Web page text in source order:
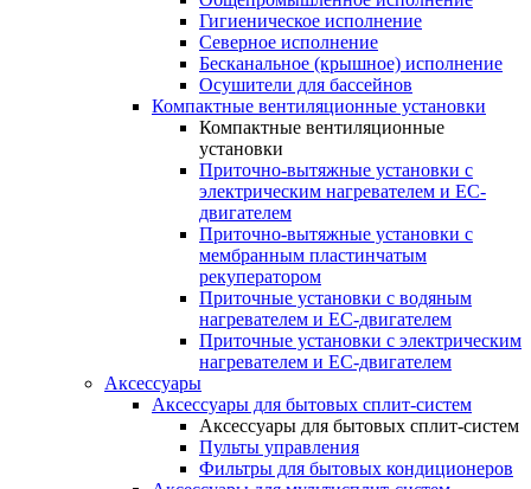
Гигиеническое исполнение
Северное исполнение
Бесканальное (крышное) исполнение
Осушители для бассейнов
Компактные вентиляционные установки
Компактные вентиляционные
установки
Приточно-вытяжные установки с
электрическим нагревателем и EC-
двигателем
Приточно-вытяжные установки с
мембранным пластинчатым
рекуператором
Приточные установки с водяным
нагревателем и EC-двигателем
Приточные установки с электрическим
нагревателем и EC-двигателем
Аксессуары
Аксессуары для бытовых сплит-систем
Аксессуары для бытовых сплит-систем
Пульты управления
Фильтры для бытовых кондиционеров